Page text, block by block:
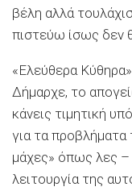
βέλη αλλά
πιστεύω ίσως δεν
«Ελεύθερα
Δήμαρχε, το
κάνεις τιμητική
για τα προβλήματα
μάχες» όπως λες –
λειτουργία της